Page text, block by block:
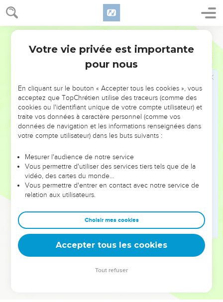
Jérémie 6
25
Ne sortez pas dans les champs, et n'allez point par le
chemin ; car l'épée de l'ennemi, la terreur est partout.
le Seigneur
Fille de mon peuple, ceins-toi d'un sac, et roule-toi dans la
lamentation amère, car le dévastateur est venu subitement
sur nous.
le Seigneur
peuple, une forteresse, afin que tu connaisses et que tu
éprouves leur voie.
Jérémie
Ils sont tous des rebelles entre les rebelles : ils marchent
dans la calomnie ; ils sont de l'airain et du fer ; ils sont tous
des corrupteurs.
Le soufflet brûle, le plomb est consumé par le feu, on
Votre vie privée est importante
pour nous
En cliquant sur le bouton « Accepter tous les cookies », vous
acceptez que TopChrétien utilise des traceurs (comme des
cookies ou l'identifiant unique de votre compte utilisateur) et
traite vos données à caractère personnel (comme vos
données de navigation et les informations renseignées dans
votre compte utilisateur) dans les buts suivants :
Mesurer l'audience de notre service
Vous permettre d'utiliser des services tiers tels que de la
vidéo, des cartes du monde…
Vous permettre d'entrer en contact avec notre service de
relation aux utilisateurs.
Choisir mes cookies
Accepter tous les cookies
Tout refuser